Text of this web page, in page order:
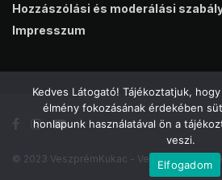
Hozzászólási és moderálási
Impresszum
© 2023 VeszprémKukac - Veszprém online
Kedves Látogató! Tájékoztatjuk,
élmény fokozásának érdekében
honlapunk használatával ön a
veszi.
Elfogadom